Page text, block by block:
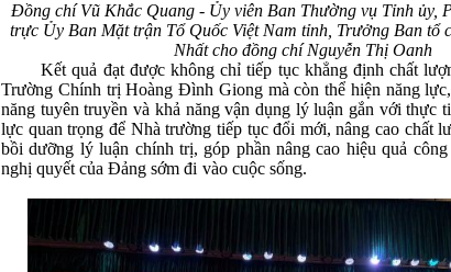
Đồng chí Vũ Khắc Quang - Ủy viên Ban Thường vụ Tỉnh ủy,
trực Ủy Ban Mặt trận Tổ Quốc Việt Nam tỉnh, Trưởng Ban tổ
Nhất cho đồng chí Nguyễn Thị Oanh
Kết quả đạt được không chỉ tiếp tục khẳng định chất
Trường Chính trị Hoàng Đình Giong mà còn thể hiện năng
năng tuyên truyền và khả năng vận dụng lý luận gắn với thực
lực quan trọng để Nhà trường tiếp tục đổi mới, nâng cao chất
bồi dưỡng lý luận chính trị, góp phần nâng cao hiệu quả
nghị quyết của Đảng sớm đi vào